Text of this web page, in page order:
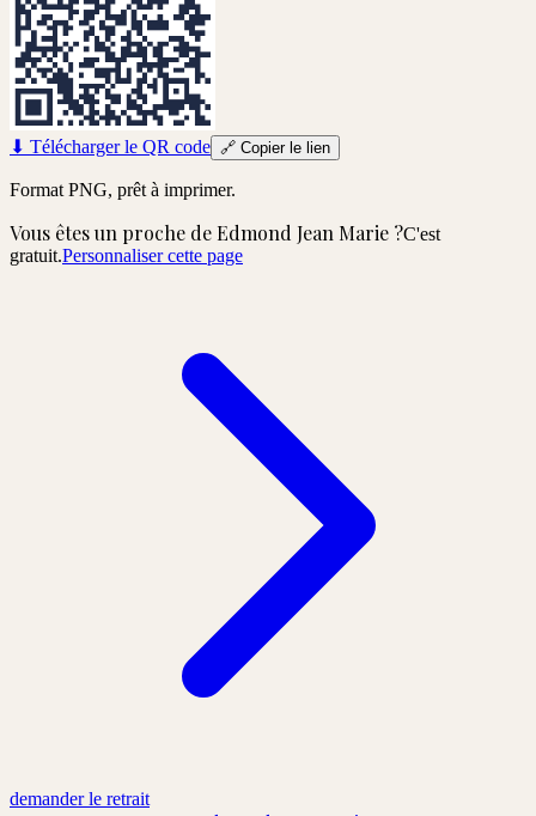
⬇ Télécharger le QR code 🔗 Copier le lien
Format PNG, prêt à imprimer.
Vous êtes un proche deEdmond Jean Marie ?C'est
gratuit.Personnaliser cette page
demander le retrait